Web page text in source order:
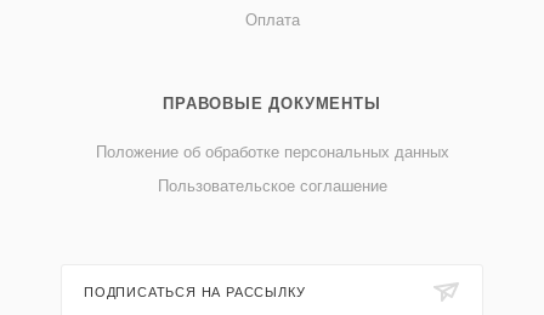
Оплата
ПРАВОВЫЕ ДОКУМЕНТЫ
Положение об обработке персональных данных
Пользовательское соглашение
ПОДПИСАТЬСЯ НА РАССЫЛКУ